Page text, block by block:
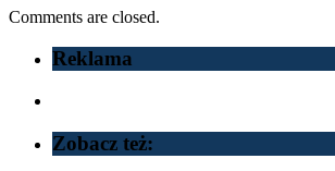
Comments are closed.
Reklama
Zobacz też: